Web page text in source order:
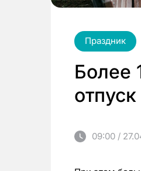
Праздник
Более
09:00 /